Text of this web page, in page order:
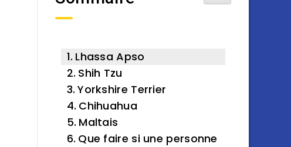
Lhassa Apso
Shih Tzu
Yorkshire Terrier
Chihuahua
Maltais
Que faire si une personne